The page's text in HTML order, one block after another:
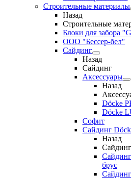
Строительные материалы
Назад
Строительные
Блоки для забора
ООО "Бессер-бел"
Сайдинг
Назад
Сайдинг
Аксессуары
Назад
Döcke
Döcke
Софит
Сайдинг
Назад
брус